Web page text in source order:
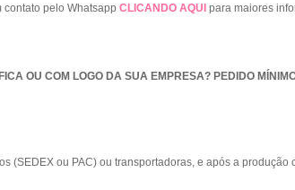
pelo Whatsapp CLICANDO AQUI para maiores
OU COM LOGO DA SUA EMPRESA? PEDIDO
(SEDEX ou PAC) ou transportadoras, e após a